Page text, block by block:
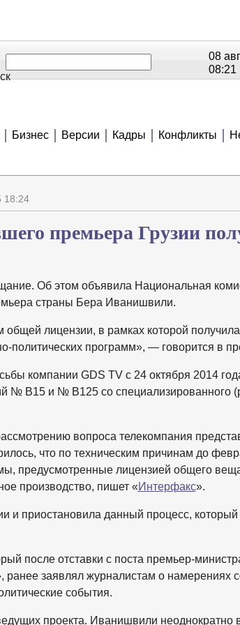
08
08:21
Бизнес Версии Кадры Конфликты
18:24
премьера Грузии
Об этом объявила Национальная
страны Бера Иванишвили.
общей лицензии, в рамках которой
программ», ― говорится в
компании GDS TV с 24 октября 2014
B15 и № B125 со специализированного
вопроса телекомпания
что по техническим причинам до
предусмотренные лицензией общего
производство, пишет «Интерфакс».
и приостановила данный процесс,
после отставки с поста премьер-
заявлял журналистам о намерениях
события.
проекта. Иванишвили неоднократно